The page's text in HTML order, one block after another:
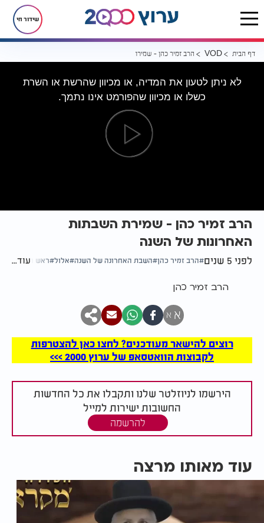
שידור חי
דף הבית VOD הרב זמיר כהן - שמירת השבתות האחרונות של השנה
לא ניתן לטעון את המדיה, או מכיוון שהרשת או השרת
כשלו או מכיוון שהפורמט אינו נתמך.
הרב זמיר כהן - שמירת השבתות
האחרונות של השנה
לפני 5 שנים הרב זמיר כהן השבת האחרונה של השנה אלול ראש השנה
עוד...
הרב זמיר כהן
א א
רוצים להישאר מעודכנים? לחצו כאן להצטרפות
לקבוצות הוואטסאפ של ערוץ 2000 >>>
הירשמו לניוזלטר שלנו ותקבלו את כל החדשות
החשובות ישירות למייל
להרשמה
עוד מאותו מרצה